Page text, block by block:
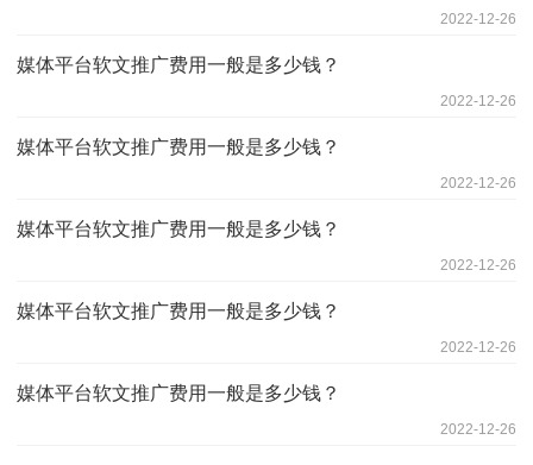
2022-12-26
媒体平台软文推广费用一般是多少钱？
2022-12-26
媒体平台软文推广费用一般是多少钱？
2022-12-26
媒体平台软文推广费用一般是多少钱？
2022-12-26
媒体平台软文推广费用一般是多少钱？
2022-12-26
媒体平台软文推广费用一般是多少钱？
2022-12-26